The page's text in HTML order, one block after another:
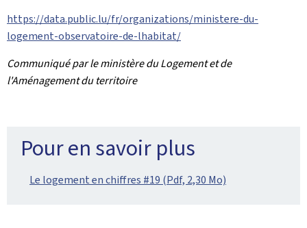
https://data.public.lu/fr/organizations/ministere-du-
logement-observatoire-de-lhabitat/
Communiqué par le ministère du Logement et de
l'Aménagement du territoire
Pour en savoir plus
Le logement en chiffres #19 (Pdf, 2,30 Mo)